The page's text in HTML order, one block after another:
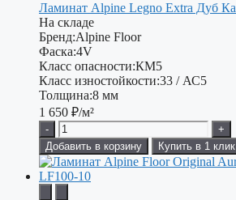
Ламинат Alpine Legno Extra Дуб
На складе
Бренд:Alpine Floor
Фаска:4V
Класс опасности:КМ5
Класс изностойкости:33 / АС5
Толщина:8 мм
1 650 ₽/м²
-
+
Добавить в корзину
Купить в 1 клик